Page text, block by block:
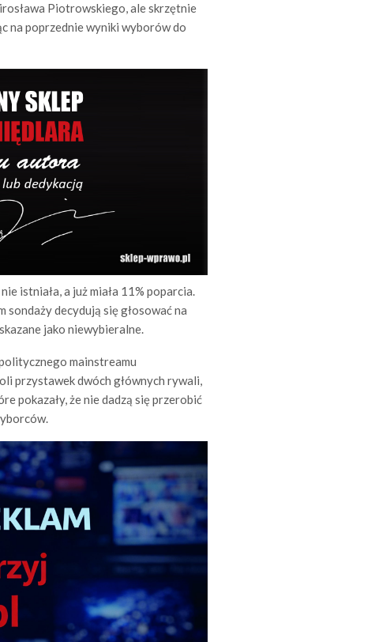
Piotrowskiego, ale skrzętnie
na poprzednie wyniki wyborów do
istniała, a już miała 11% poparcia.
sondaży decydują się głosować na
jako niewybieralne.
mainstreamu
przystawek dwóch głównych rywali,
pokazały, że nie dadzą się przerobić